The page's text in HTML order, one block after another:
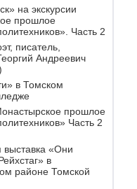
на экскурсии
прошлое
Часть 2
писатель,
Андреевич
в Томском
прошлое
Часть 2
«Они
в
районе Томской